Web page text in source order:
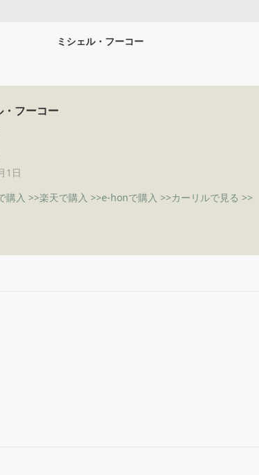
ミシェル・フーコー
・フーコー
1日
購入 >>楽天で購入 >>e-honで購入 >>カーリルで見る >>